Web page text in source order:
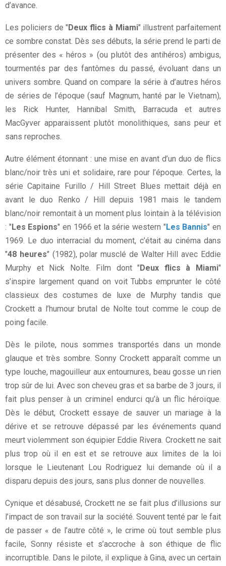
d’avance.
Les policiers de " Deux flics à Miami" illustrent parfaitement
ce sombre constat. Dès ses débuts, la série prend le parti de
présenter des « héros » (ou plutôt des antihéros) ambigus,
tourmentés par des fantômes du passé, évoluant dans un
univers sombre. Quand on compare la série à d’autres héros
de séries de l’époque (sauf Magnum, hanté par le Vietnam),
les Rick Hunter, Hannibal Smith, Barracuda et autres
MacGyver apparaissent plutôt monolithiques, sans peur et
sans reproches.
Autre élément étonnant : une mise en avant d’un duo de flics
blanc/noir très uni et solidaire, rare pour l’époque. Certes, la
série Capitaine Furillo / Hill Street Blues mettait déjà en
avant le duo Renko / Hill depuis 1981 mais le tandem
blanc/noir remontait à un moment plus lointain à la télévision
: " Les Espions" en 1966 et la série western " Les Bannis" en
1969. Le duo interracial du moment, c’était au cinéma dans
"48 heures" (1982), polar musclé de Walter Hill avec Eddie
Murphy et Nick Nolte. Film dont " Deux flics à Miami"
s’inspire largement quand on voit Tubbs emprunter le côté
classieux des costumes de luxe de Murphy tandis que
Crockett a l’humour brutal de Nolte tout comme le coup de
poing facile.
Dès le pilote, nous sommes transportés dans un monde
glauque et très sombre. Sonny Crockett apparaît comme un
type louche, magouilleur aux entournures, beau gosse un rien
trop sûr de lui. Avec son cheveu gras et sa barbe de 3 jours, il
fait plus penser à un criminel endurci qu’à un flic héroïque.
Dès le début, Crockett essaye de sauver un mariage à la
dérive et se retrouve dépassé par les événements quand
meurt violemment son équipier Eddie Rivera. Crockett ne sait
plus trop où il en est et se retrouve aux limites de la loi
lorsque le Lieutenant Lou Rodriguez lui demande où il a
disparu depuis des jours, sans plus donner de nouvelles.
Cynique et désabusé, Crockett ne se fait plus d’illusions sur
l’impact de son travail sur la société. Souvent tenté par le fait
de passer « de l’autre côté », le crime où tout semble plus
facile, Sonny résiste et s’accroche à son éthique de flic
incorruptible. Dans le pilote, il explique à Gina, avec un certain